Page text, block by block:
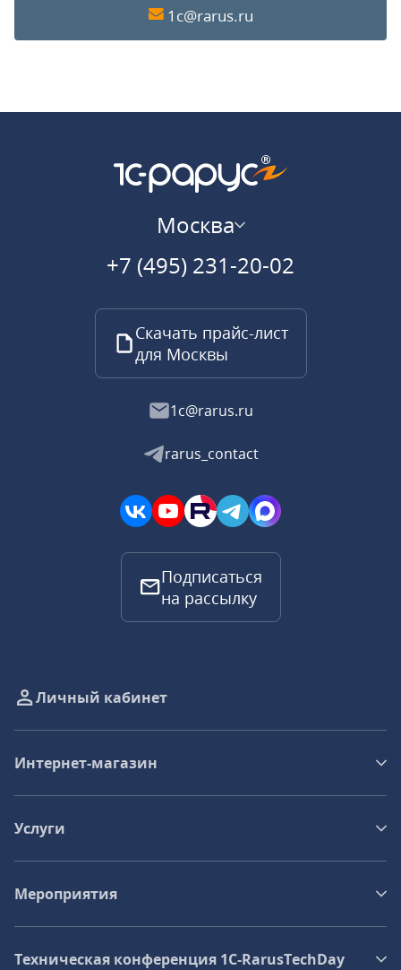
1c@rarus.ru
Москва
+7 (495) 231-20-02
Скачать прайс-лист
для Москвы
1c@rarus.ru
rarus_contact
Подписаться
на рассылку
Личный кабинет
Интернет-магазин
Услуги
Мероприятия
Техническая конференция 1C‑RarusTechDay